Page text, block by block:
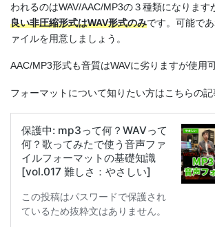
われるのはWAV/AAC/MP3の３種類になります
良い非圧縮形式はWAV形式のみです。可能で
ァイルを用意しましょう。
AAC/MP3形式も音質はWAVに劣りますが使用
フォーマットについて知りたい方はこちらの記